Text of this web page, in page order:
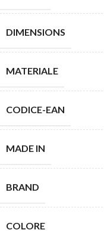
DIMENSIONS
MATERIALE
CODICE-EAN
MADE IN
BRAND
COLORE